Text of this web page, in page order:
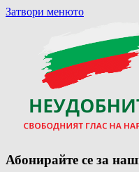
Затвори менюто
Абонирайте се за